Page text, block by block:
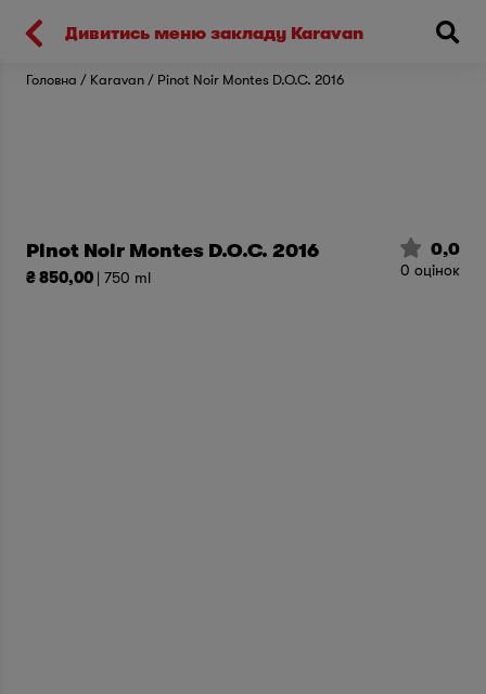
Киев
Головна Karavan Pinot Noir Montes D.O.C. 2016
Дивитись меню закладу Karavan
Pinot Noir Montes D.O.C. 2016
₴ 850,00 | 750 ml
0,0
0 оцінок